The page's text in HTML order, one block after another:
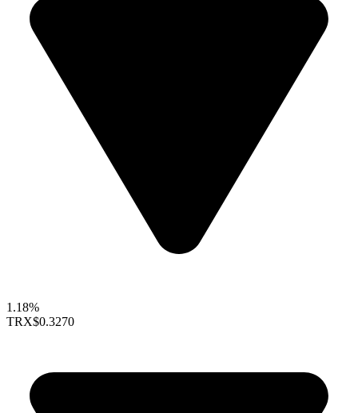
1.18%
TRX$0.3270